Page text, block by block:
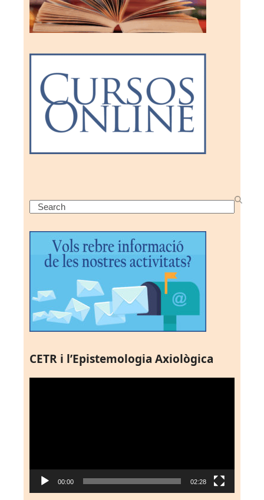
Search
CETR i l’Epistemologia Axiològica
00:00 02:28